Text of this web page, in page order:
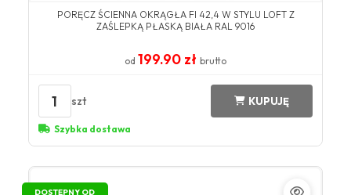
​PORĘCZ ŚCIENNA OKRĄGŁA FI 42,4 W STYLU LOFT Z
ZAŚLEPKĄ PŁASKĄ BIAŁA ​RAL 9016​
od 199.90 zł brutto
1 szt KUPUJĘ
Szybka dostawa
DOSTĘPNY OD